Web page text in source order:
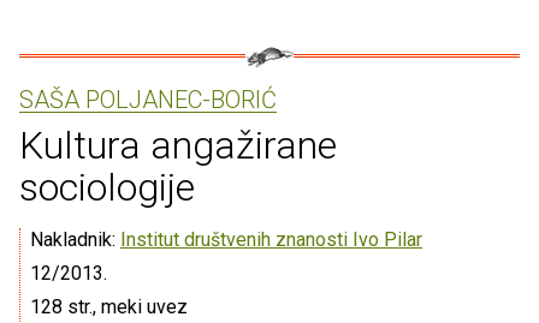
SAŠA POLJANEC-BORIĆ
Kultura angažirane
sociologije
Nakladnik: Institut društvenih znanosti Ivo Pilar
12/2013.
128 str., meki uvez